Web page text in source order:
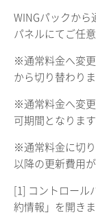
WINGパックか
パネルにてご任
※通常料金へ変
から切り替わりま
※通常料金へ変
可期間となります
※通常料金に切
以降の更新費用が
[1] コントロール
約情報」を開きま